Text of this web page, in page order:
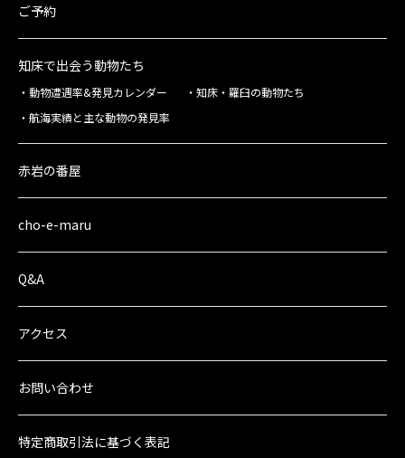
ご予約
知床で出会う動物たち
動物遭遇率&発見カレンダー
知床・羅臼の動物たち
航海実績と主な動物の発見率
赤岩の番屋
cho-e-maru
Q&A
アクセス
お問い合わせ
特定商取引法に基づく表記